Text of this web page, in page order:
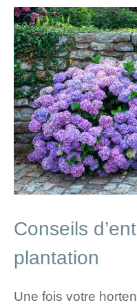
Conseils
plantation
Une fois votre